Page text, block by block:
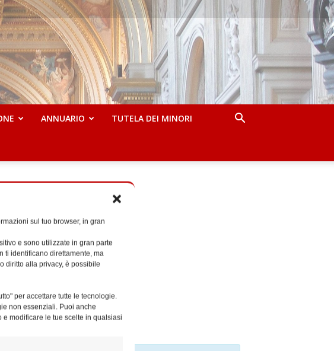
sul tuo browser, in gran
e sono utilizzate in gran parte
ti identificano direttamente, ma
diritto alla privacy, è possibile
per accettare tutte le tecnologie.
non essenziali. Puoi anche
modificare le tue scelte in qualsiasi
ANNUARIO TUTELA DEI MINORI